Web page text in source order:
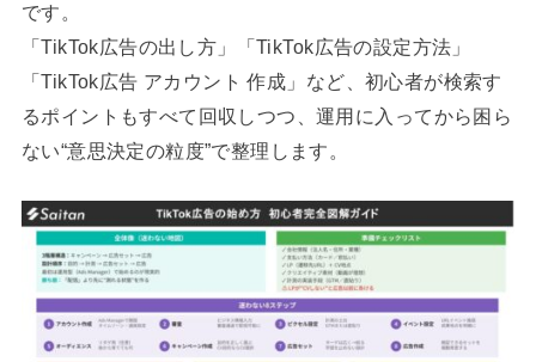
です。
「TikTok広告の出し方」「TikTok広告の設定方法」
「TikTok広告 アカウント 作成」など、初心者が検索す
るポイントもすべて回収しつつ、運用に入ってから困ら
ない“意思決定の粒度”で整理します。